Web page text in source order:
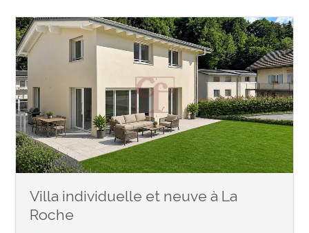
Villa individuelle et neuve à La
Roche